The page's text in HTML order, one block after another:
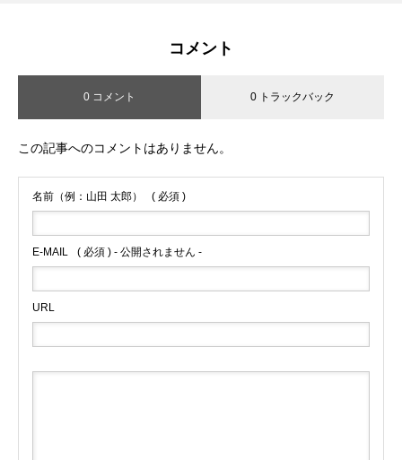
コメント
0 コメント 0 トラックバック
この記事へのコメントはありません。
名前（例：山田 太郎） ( 必須 )
E-MAIL ( 必須 ) - 公開されません -
URL